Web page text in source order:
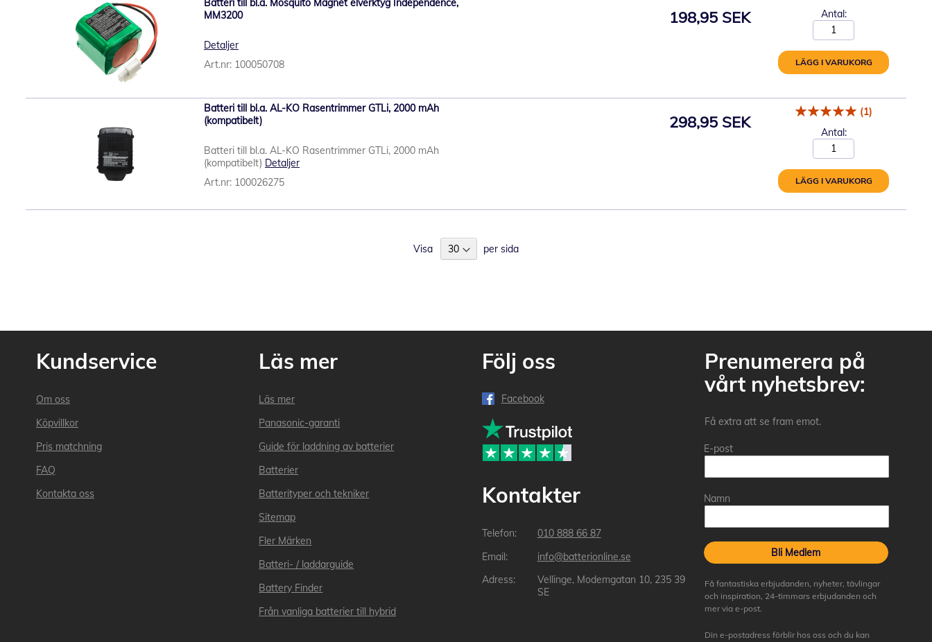
Batteri till bl.a. Mosquito Magnet elverktyg Independence,
MM3200
Detaljer
Art.nr: 100050708
198,95 SEK Antal:
LÄGG I VARUKORG
Batteri till bl.a. AL-KO Rasentrimmer GTLi, 2000 mAh
(kompatibelt)
Batteri till bl.a. AL-KO Rasentrimmer GTLi, 2000 mAh
(kompatibelt) Detaljer
Art.nr: 100026275
298,95 SEK
(1)
Antal:
LÄGG I VARUKORG
Visa per sida
Kundservice
Om oss
Köpvillkor
Pris matchning
FAQ
Kontakta oss
Läs mer
Läs mer
Panasonic-garanti
Guide för laddning av batterier
Batterier
Batterityper och tekniker
Sitemap
Fler Märken
Batteri- / laddarguide
Battery Finder
Från vanliga batterier till hybrid
Följ oss
Facebook
Kontakter
010 888 66 87
info@batterionline.se
Vellinge, Modemgatan 10, 235 39
SE
Prenumerera på
vårt nyhetsbrev:
Få extra att se fram emot.
E-post
Namn
Bli Medlem
Få fantastiska erbjudanden, nyheter, tävlingar
och inspiration, 24-timmars erbjudanden och
mer via e-post.
Din e-postadress förblir hos oss och du kan